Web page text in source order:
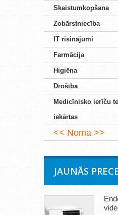
Skaistumkopšana
Zobārstniecība
IT risinājumi
Farmācija
Higiēna
Drošība
Medicīnisko ierīču
iekārtas
Noma
JAUNĀS